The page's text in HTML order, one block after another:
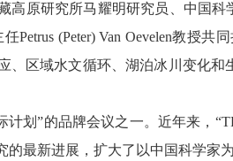
原研究所马耀明研究员、中国科
Petrus (Peter) Van Oevelen教授
、区域水文循环、湖泊冰川变化
划”的品牌会议之一。近年来，
最新进展，扩大了以中国科学家